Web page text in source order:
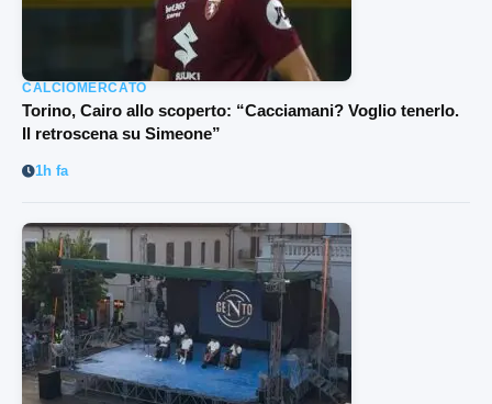
CALCIOMERCATO
Torino, Cairo allo scoperto: “Cacciamani? Voglio tenerlo.
Il retroscena su Simeone”
1h fa